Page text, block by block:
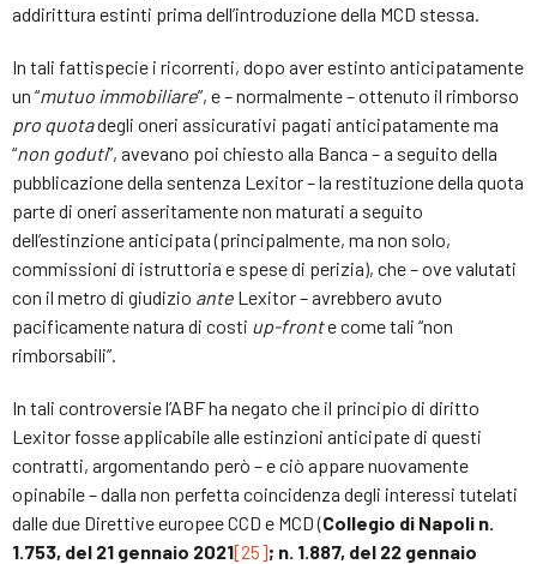
addirittura estinti prima dell’introduzione della MCD stessa.
In tali fattispecie i ricorrenti, dopo aver estinto anticipatamente
un “mutuo immobiliare”, e – normalmente – ottenuto il rimborso
pro quotadegli oneri assicurativi pagati anticipatamente ma
“non goduti”, avevano poi chiesto alla Banca – a seguito della
pubblicazione della sentenza Lexitor – la restituzione della quota
parte di oneri asseritamente non maturati a seguito
dell’estinzione anticipata (principalmente, ma non solo,
commissioni di istruttoria e spese di perizia), che – ove valutati
con il metro di giudizio ante Lexitor – avrebbero avuto
pacificamente natura di costi up-fronte come tali “non
rimborsabili”.
In tali controversie l’ABF ha negato che il principio di diritto
Lexitor fosse applicabile alle estinzioni anticipate di questi
contratti, argomentando però – e ciò appare nuovamente
opinabile – dalla non perfetta coincidenza degli interessi tutelati
dalle due Direttive europee CCD e MCD (Collegio di Napoli n.
1.753, del 21 gennaio 2021[25]; n. 1.887, del 22 gennaio